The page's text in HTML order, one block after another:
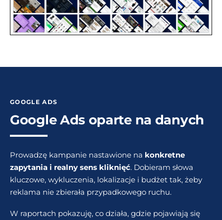
GOOGLE ADS
Google Ads oparte na danych
Prowadzę kampanie nastawione na konkretne
zapytania i realny sens kliknięć. Dobieram słowa
kluczowe, wykluczenia, lokalizacje i budżet tak, żeby
reklama nie zbierała przypadkowego ruchu.
W raportach pokazuję, co działa, gdzie pojawiają się